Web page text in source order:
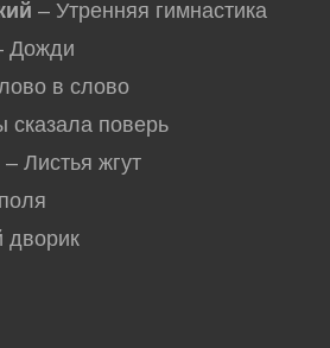
– Утренняя гимнастика
Дожди
в слово
сказала поверь
– Листья жгут
дворик